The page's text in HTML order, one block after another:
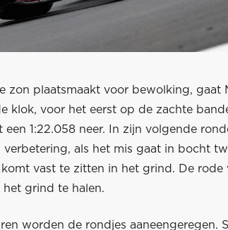
zon plaatsmaakt voor bewolking, gaat
klok, voor het eerst op de zachte
een 1:22.058 neer. In zijn volgende
verbetering, als het mis gaat in bocht
komt vast te zitten in het grind. De
het grind te halen.
worden de rondjes aaneengeregen.